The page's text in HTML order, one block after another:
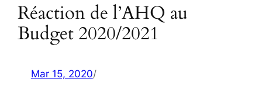
Réaction de l’AHQ au
Budget 2020/2021
Mar 15, 2020/